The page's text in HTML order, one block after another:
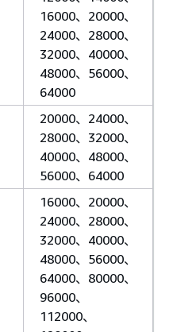
16000、20000、
24000、28000、
32000、40000、
48000、56000、
64000
20000、24000、
28000、32000、
40000、48000、
56000、64000
16000、20000、
24000、28000、
32000、40000、
48000、56000、
64000、80000、
96000、
112000、